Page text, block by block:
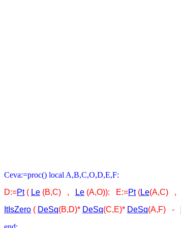
Ceva:=proc() local A,B,C,O,D,E,F:
D:=Pt( Le (B,C) , Le (A,O)): E:=Pt(Le(A,C) ,
ItIsZero ( DeSq(B,D)* DeSq(C,E)* DeSq(A,F) -